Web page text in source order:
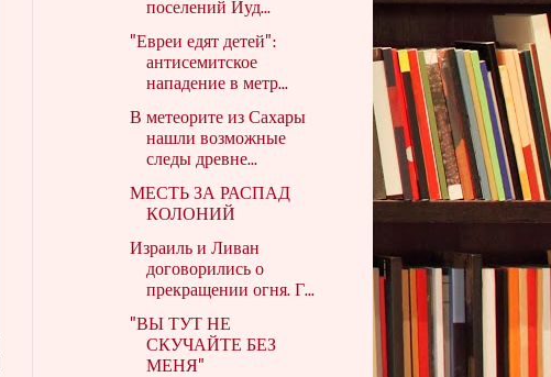
поселений Иуд...
"Евреи едят детей":
антисемитское
нападение в метр...
В метеорите из Сахары
нашли возможные
следы древне...
МЕСТЬ ЗА РАСПАД
КОЛОНИЙ
Израиль и Ливан
договорились о
прекращении огня. Г...
"ВЫ ТУТ НЕ
СКУЧАЙТЕ БЕЗ
МЕНЯ"